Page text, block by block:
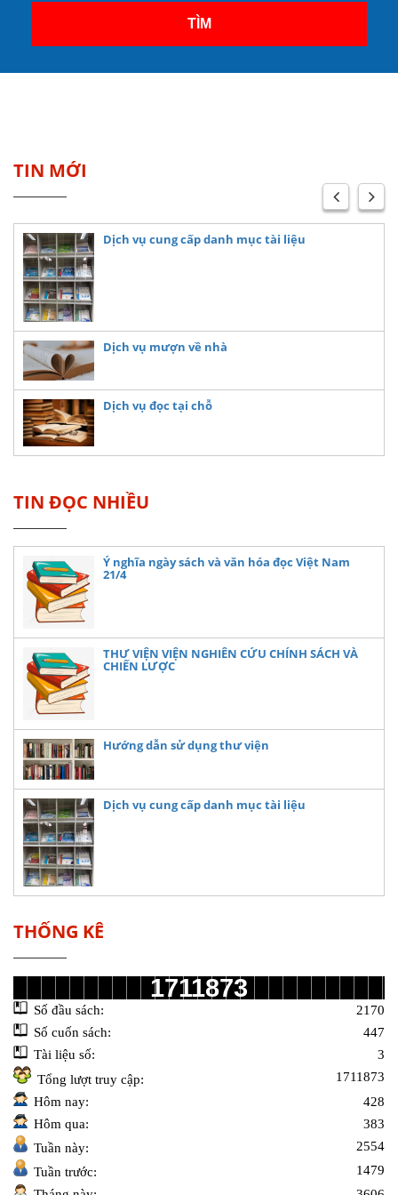
TÌM
TIN MỚI
Dịch vụ cung cấp danh mục tài liệu
Dịch vụ mượn về nhà
Dịch vụ đọc tại chỗ
TIN ĐỌC NHIỀU
Ý nghĩa ngày sách và văn hóa đọc Việt Nam
21/4
THƯ VIỆN VIỆN NGHIÊN CỨU CHÍNH SÁCH VÀ
CHIẾN LƯỢC
Hướng dẫn sử dụng thư viện
Dịch vụ cung cấp danh mục tài liệu
THỐNG KÊ
1711873
Số đầu sách:
2170
Số cuốn sách:
447
Tài liệu số:
3
Tổng lượt truy cập:
1711873
Hôm nay:
428
Hôm qua:
383
Tuần này:
2554
Tuần trước:
1479